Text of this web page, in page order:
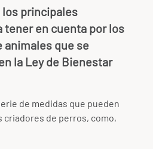
los principales
tener en cuenta por los
animales que se
la Ley de Bienestar
de medidas que pueden
criadores de perros, como,